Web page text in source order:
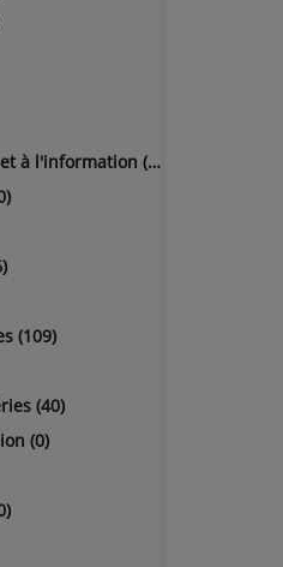
à l'information (38)
(109)
(40)
(0)